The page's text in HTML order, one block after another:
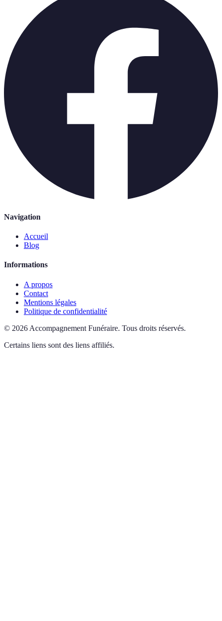
Navigation
Accueil
Blog
Informations
A propos
Contact
Mentions légales
Politique de confidentialité
© 2026 Accompagnement Funéraire. Tous droits réservés.
Certains liens sont des liens affiliés.